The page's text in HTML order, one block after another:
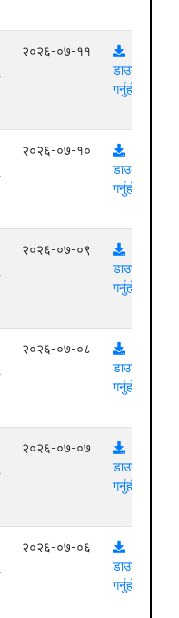
२०२६-०७-११
डाउनलोड
गर्नुहोस्
२०२६-०७-१०
डाउनलोड
गर्नुहोस्
२०२६-०७-०९
डाउनलोड
गर्नुहोस्
२०२६-०७-०८
डाउनलोड
गर्नुहोस्
२०२६-०७-०७
डाउनलोड
गर्नुहोस्
२०२६-०७-०६
डाउनलोड
गर्नुहोस्